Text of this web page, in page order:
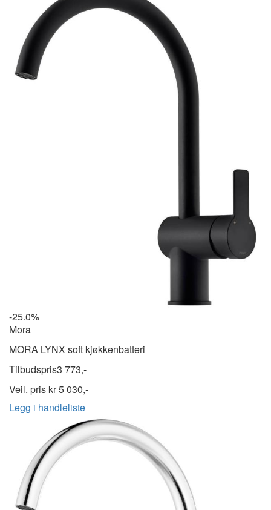
-25.0%
Mora
MORA LYNX soft kjøkkenbatteri
Tilbudspris3 773,-
Veil. pris kr5 030,-
Legg i handleliste